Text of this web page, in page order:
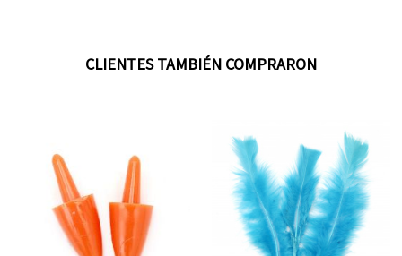
CLIENTES TAMBIÉN COMPRARON